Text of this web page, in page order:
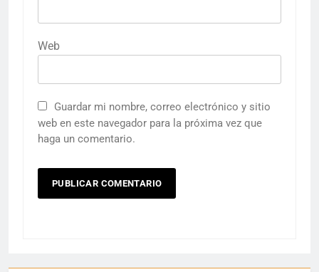
Web
Guardar mi nombre, correo electrónico y sitio
web en este navegador para la próxima vez que
haga un comentario.